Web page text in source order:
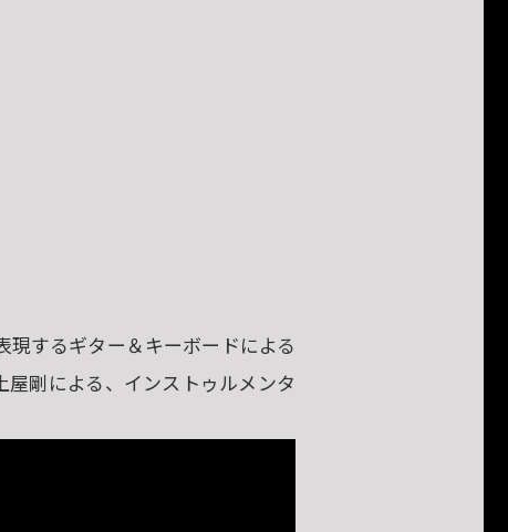
するギター＆キーボードによる
剛による、インストゥルメンタ